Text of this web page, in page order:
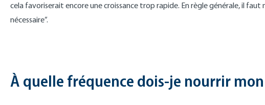
cela favoriserait encore une croissance trop rapide. En règle générale, il
nécessaire”.
À quelle fréquence dois-je nourrir